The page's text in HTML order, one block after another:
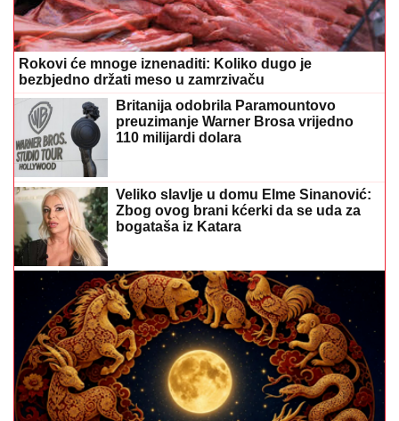
Rokovi će mnoge iznenaditi: Koliko dugo je
bezbjedno držati meso u zamrzivaču
Britanija odobrila Paramountovo
preuzimanje Warner Brosa vrijedno
110 milijardi dolara
Veliko slavlje u domu Elme Sinanović:
Zbog ovog brani kćerki da se uda za
bogataša iz Katara